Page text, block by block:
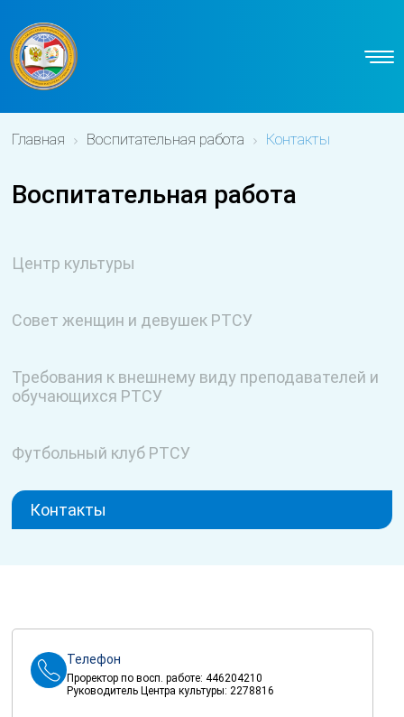
Главная Воспитательная работа Контакты
Воспитательная работа
Центр культуры
Совет женщин и девушек РТСУ
Требования к внешнему виду преподавателей и
обучающихся РТСУ
Футбольный клуб РТСУ
Контакты
Телефон
Проректор по восп. работе: 446204210
Руководитель Центра культуры: 2278816